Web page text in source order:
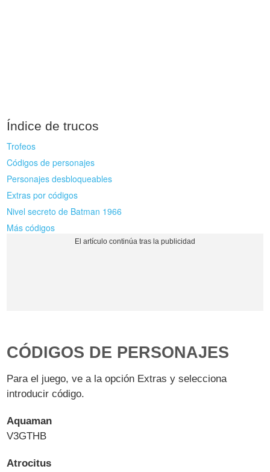
Índice de trucos
Trofeos
Códigos de personajes
Personajes desbloqueables
Extras por códigos
Nivel secreto de Batman 1966
Más códigos
CÓDIGOS DE PERSONAJES
Para el juego, ve a la opción Extras y selecciona
introducir código.
Aquaman
V3GTHB
Atrocitus